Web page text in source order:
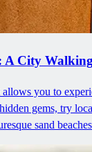
A City
you to
gems, try
sand